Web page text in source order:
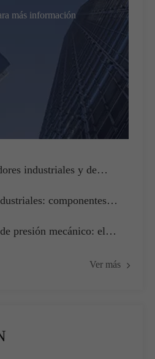
más información
industriales y de
de aire y el control de
componentes
de datos
presión mecánico: el
la seguridad del sistema
Ver más